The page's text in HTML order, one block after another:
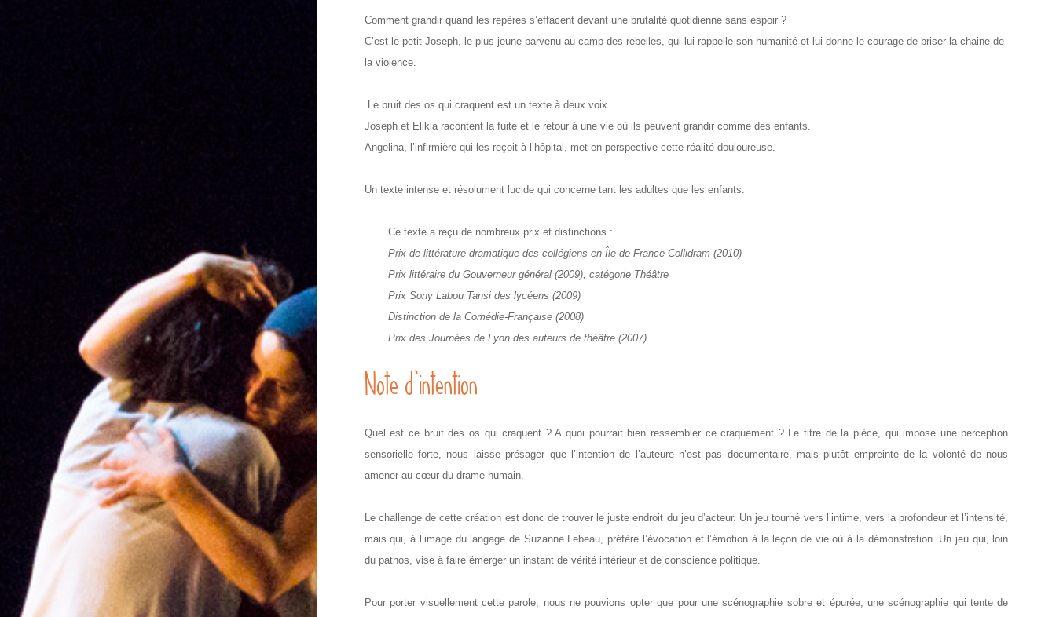
Comment grandir quand les repères s’effacent devant une brutalité quotidienne sans espoir ?
C’est le petit Joseph, le plus jeune parvenu au camp des rebelles, qui lui rappelle son humanité et lui donne le courage de briser la chaine de
la violence.
Le bruit des os qui craquent est un texte à deux voix.
Joseph et Elikia racontent la fuite et le retour à une vie où ils peuvent grandir comme des enfants.
Angelina, l’infirmière qui les reçoit à l’hôpital, met en perspective cette réalité douloureuse.
Un texte intense et résolument lucide qui concerne tant les adultes que les enfants.
Ce texte a reçu de nombreux prix et distinctions :
Prix de littérature dramatique des collégiens en Île-de-France Collidram (2010)
Prix littéraire du Gouverneur général (2009), catégorie Théâtre
Prix Sony Labou Tansi des lycéens (2009)
Distinction de la Comédie-Française (2008)
Prix des Journées de Lyon des auteurs de théâtre (2007)
Note d’intention
Quel est ce bruit des os qui craquent ? A quoi pourrait bien ressembler ce craquement ? Le titre de la pièce, qui impose une perception
sensorielle forte, nous laisse présager que l’intention de l’auteure n’est pas documentaire, mais plutôt empreinte de la volonté de nous
amener au cœur du drame humain.
Le challenge de cette création est donc de trouver le juste endroit du jeu d’acteur. Un jeu tourné vers l’intime, vers la profondeur et l’intensité,
mais qui, à l’image du langage de Suzanne Lebeau, préfère l’évocation et l’émotion à la leçon de vie où à la démonstration. Un jeu qui, loin
du pathos, vise à faire émerger un instant de vérité intérieur et de conscience politique.
Pour porter visuellement cette parole, nous ne pouvions opter que pour une scénographie sobre et épurée, une scénographie qui tente de